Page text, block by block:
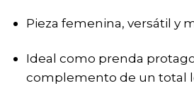
Pieza femenina, versátil y
Ideal como prenda
complemento de un total